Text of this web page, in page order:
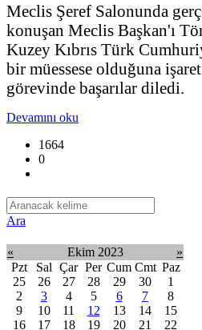
Meclis Şeref Salonunda
konuşan Meclis Başkan'ı
Kuzey Kıbrıs Türk
bir müessese olduğuna
görevinde başarılar diledi.
Devamını oku
1664
0
Ara
« Ekim 2023
»
Pzt
Sal Çar Per Cum Cmt Paz
25
26 27 28 29 30
1
2
3 4 5 6 7
8
9
10 11 12 13 14
15
16
17 18 19 20 21
22